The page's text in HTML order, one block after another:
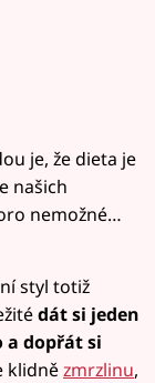
je, že dieta je
našich
nemožné…
styl totiž
dát si jeden
a dopřát si
klidnězmrzlinu,